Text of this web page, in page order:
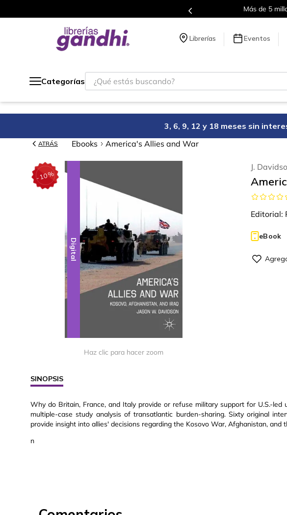
Más de 5
Librerías Eventos
Categorías
¿Qué estás buscando?
3, 6, 9, 12 y 18 meses sin
ATRÁS Ebooks America's Allies and War
-10%
Digital
Haz clic para hacer zoom
J.
Editorial:
eBook
SINOPSIS
Why do Britain, France, and Italy provide or refuse military support for U.S.-led
multiple-case study analysis of transatlantic burden-sharing. Sixty original
provide insight into allies' decisions regarding the Kosovo War, Afghanistan, and
n